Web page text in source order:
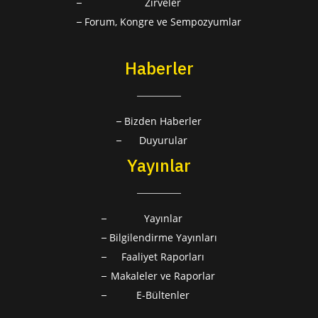
Forum, Kongre ve Sempozyumlar
Haberler
Bizden Haberler
Duyurular
Yayınlar
Yayınlar
Bilgilendirme Yayınları
Faaliyet Raporları
Makaleler ve Raporlar
E-Bültenler